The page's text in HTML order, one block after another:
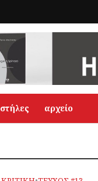
στήλες αρχείο